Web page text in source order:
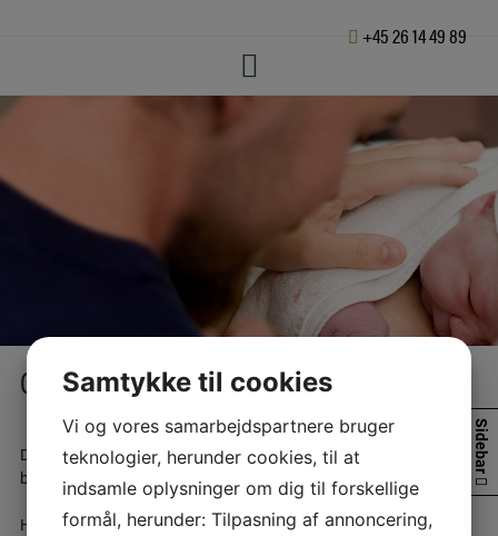
+45 26 14 49 89
Graviditet, fødsel & efterfødsel
Det kan se hyggeligt og idyllisk ud, men desværre er det ikke altid
bare lykken at blive mor og far.
Hver 4. Kvinde og hver 6. Mand rammes mere eller mindre alvorligt
Sidebar
Samtykke til cookies
Vi og vores samarbejdspartnere bruger
teknologier, herunder cookies, til at
indsamle oplysninger om dig til forskellige
formål, herunder: Tilpasning af annoncering,